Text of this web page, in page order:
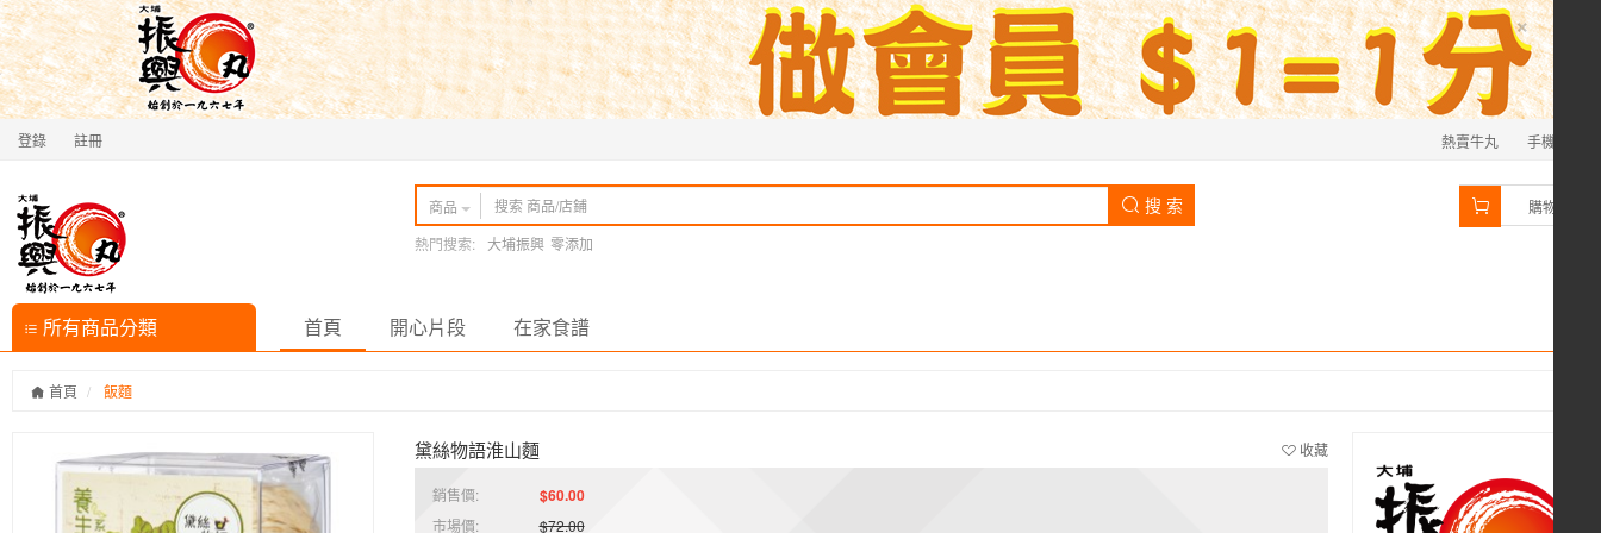
×
登錄 註冊 熱賣牛丸 手機
商品 搜 索
熱門搜索: 大埔振興 零添加
購物車
所有商品分類 首頁 開心片段 在家食譜
首頁 飯麵
收藏
黛絲物語淮山麵
銷售價: $60.00
市場價: $72.00